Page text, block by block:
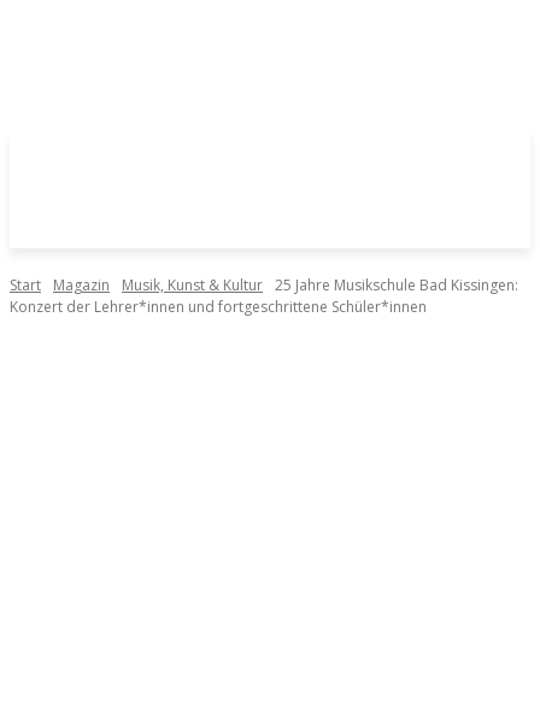
Start Magazin Musik, Kunst & Kultur 25 Jahre Musikschule Bad Kissingen:
Konzert der Lehrer*innen und fortgeschrittene Schüler*innen